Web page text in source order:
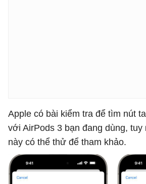
Apple có bài kiểm tra để tìm nút
với AirPods 3 bạn đang dùng, tuy
này có thể thử để tham khảo.